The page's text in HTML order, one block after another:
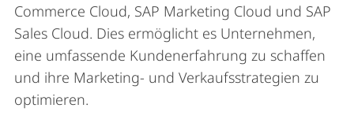
Commerce Cloud, SAP Marketing Cloud und SAP
Sales Cloud. Dies ermöglicht es Unternehmen,
eine umfassende Kundenerfahrung zu schaffen
und ihre Marketing- und Verkaufsstrategien zu
optimieren.